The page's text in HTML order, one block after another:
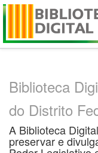
Skip
Biblioteca
do Distrito
A Biblioteca
preservar e